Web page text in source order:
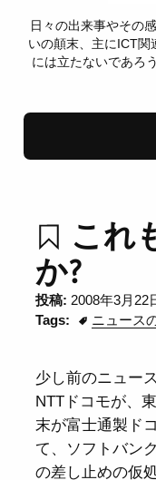
日々の出来事やその
いの顛末、主にICT関
には立たないであろ
これ
か?
投稿: 2008年3月22
Tags:
ニュース
少し前のニュー
NTTドコモが、
末が富士通製ド
て、ソフトバン
の差し止めの仮